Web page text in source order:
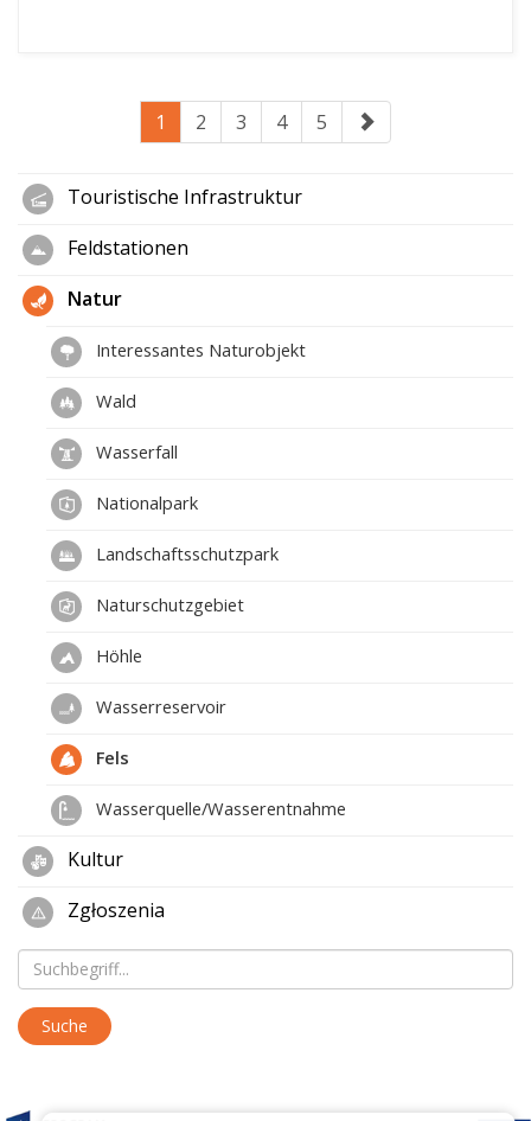
1 2 3 4 5
Touristische Infrastruktur
Feldstationen
Natur
Interessantes Naturobjekt
Wald
Wasserfall
Nationalpark
Landschaftsschutzpark
Naturschutzgebiet
Höhle
Wasserreservoir
Fels
Wasserquelle/Wasserentnahme
Kultur
Zgłoszenia